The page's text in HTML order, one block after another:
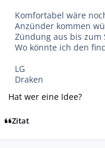
Komfortabel wäre
Anzünder kommen
Zündung aus bis zum
Wo könnte ich den
LG
Draken
Hat wer eine Idee?
Zitat